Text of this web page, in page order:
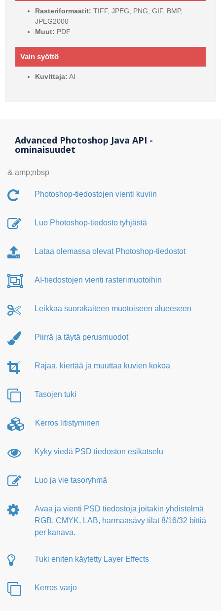
Rasteriformaatit: TIFF, JPEG, PNG, GIF, BMP,
JPEG2000
Muut: PDF
Vain syöttö
Kuvittaja: AI
Advanced Photoshop Java API -
ominaisuudet
& amp;nbsp
Photoshop-tiedostojen vienti kuviin
Luo Photoshop-tiedosto tyhjästä
Lataa olemassa olevat Photoshop-tiedostot
AI-tiedostojen vienti rasterimuotoihin
Leikkaa suorakaiteen muotoiseen alueeseen
Piirrä ja täytä perusmuodot
Rajaa, kiertää ja muuttaa kuvien kokoa
Tasojen tuki
Kerros litistyminen
Kyky viedä PSD tiedoston esikatselu
Luo ja vie tasoryhmä
Avaa ja vienti PSD tiedostoja joitakin yhdistelmä
RGB, CMYK, LAB, harmaasävy tilat 8/16/32 bittiä
per kanava.
Tuki eniten käytetty Layer Effects
Kerros varjo